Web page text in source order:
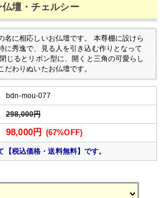
仏壇・チェルシー
に相応しいお仏壇です。
本尊棚に設けら
に秀逸で、見る人を引き込む作りとなって
じるとリボン型に、開くと三角の可愛らし
だわりぬいたお仏壇です。
bdn-mou-077
298,000円
98,000円 (67%OFF)
【税込価格・送料無料】です。